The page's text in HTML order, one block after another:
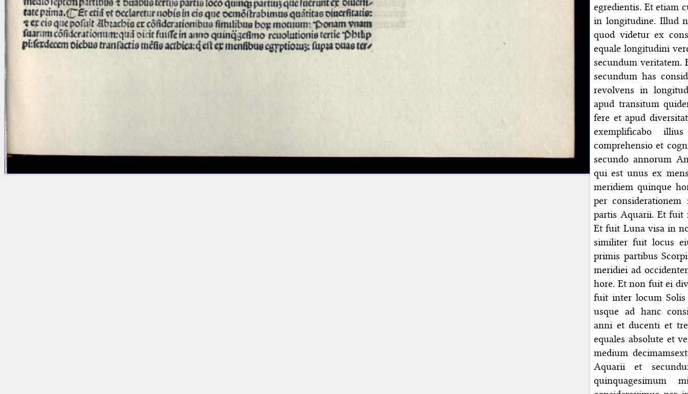
egredientis. Et etiam
in longitudine. Illud
quod videtur ex
equale longitudini
secundum veritatem.
secundum has
revolvens in
apud transitum
fere et apud
exemplificabo
comprehensio et
secundo annorum
qui est unus ex
meridiem quinque
per
partis Aquarii. Et fuit
Et fuit Luna visa in
similiter fuit locus
primis partibus
meridiei ad
hore. Et non fuit ei
fuit inter locum
usque ad hanc
anni et ducenti et
equales absolute et
medium
Aquarii et